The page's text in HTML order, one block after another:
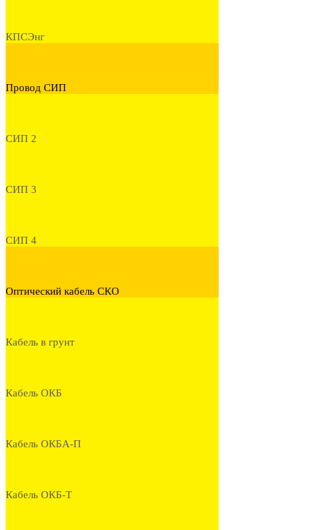
КПСЭнг
Провод СИП
СИП 2
СИП 3
СИП 4
Оптический кабель СКО
Кабель в грунт
Кабель ОКБ
Кабель ОКБА-П
Кабель ОКБ-Т